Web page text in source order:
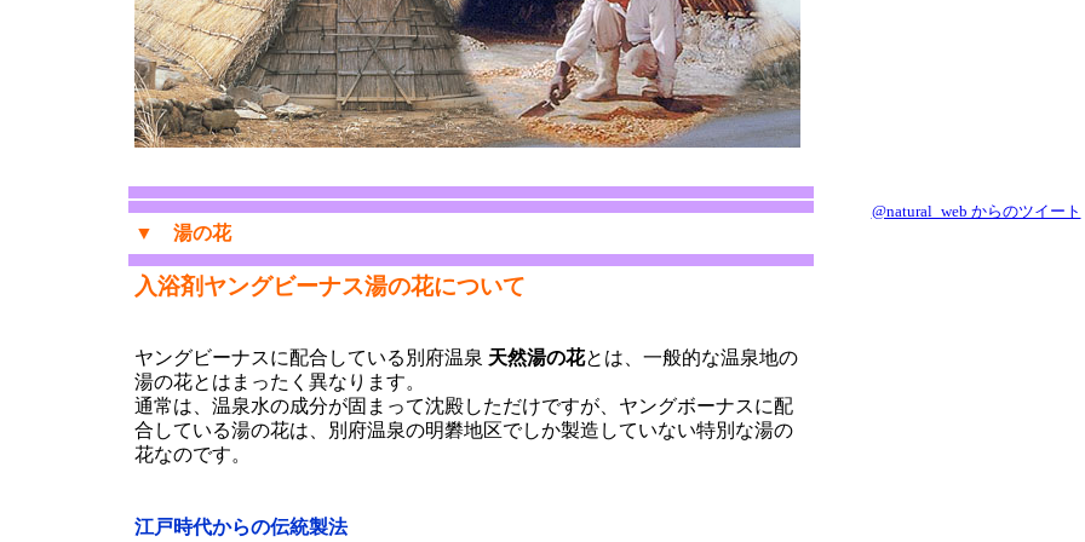
▼ 湯の花
入浴剤ヤングビーナス湯の花について
ヤングビーナスに配合している別府温泉 天然湯の花とは、一般的な温泉地の
湯の花とはまったく異なります。
通常は、温泉水の成分が固まって沈殿しただけですが、ヤングボーナスに配
合している湯の花は、別府温泉の明礬地区でしか製造していない特別な湯の
花なのです。
江戸時代からの伝統製法
@natural_web からのツイート